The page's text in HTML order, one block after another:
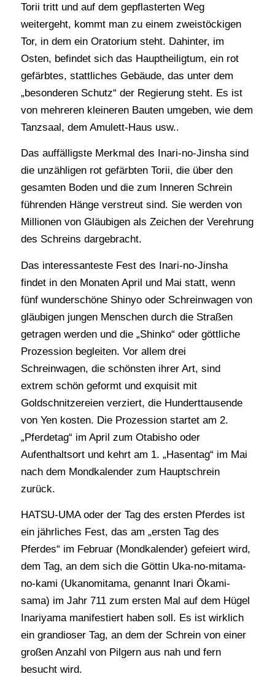
Torii tritt und auf dem gepflasterten Weg
weitergeht, kommt man zu einem zweistöckigen
Tor, in dem ein Oratorium steht. Dahinter, im
Osten, befindet sich das Hauptheiligtum, ein rot
gefärbtes, stattliches Gebäude, das unter dem
„besonderen Schutz“ der Regierung steht. Es ist
von mehreren kleineren Bauten umgeben, wie dem
Tanzsaal, dem Amulett-Haus usw..
Das auffälligste Merkmal des Inari-no-Jinsha sind
die unzähligen rot gefärbten Torii, die über den
gesamten Boden und die zum Inneren Schrein
führenden Hänge verstreut sind. Sie werden von
Millionen von Gläubigen als Zeichen der Verehrung
des Schreins dargebracht.
Das interessanteste Fest des Inari-no-Jinsha
findet in den Monaten April und Mai statt, wenn
fünf wunderschöne Shinyo oder Schreinwagen von
gläubigen jungen Menschen durch die Straßen
getragen werden und die „Shinko“ oder göttliche
Prozession begleiten. Vor allem drei
Schreinwagen, die schönsten ihrer Art, sind
extrem schön geformt und exquisit mit
Goldschnitzereien verziert, die Hunderttausende
von Yen kosten. Die Prozession startet am 2.
„Pferdetag“ im April zum Otabisho oder
Aufenthaltsort und kehrt am 1. „Hasentag“ im Mai
nach dem Mondkalender zum Hauptschrein
zurück.
HATSU-UMA oder der Tag des ersten Pferdes ist
ein jährliches Fest, das am „ersten Tag des
Pferdes“ im Februar (Mondkalender) gefeiert wird,
dem Tag, an dem sich die Göttin Uka-no-mitama-
no-kami (Ukanomitama, genannt Inari Ōkami-
sama) im Jahr 711 zum ersten Mal auf dem Hügel
Inariyama manifestiert haben soll. Es ist wirklich
ein grandioser Tag, an dem der Schrein von einer
großen Anzahl von Pilgern aus nah und fern
besucht wird.